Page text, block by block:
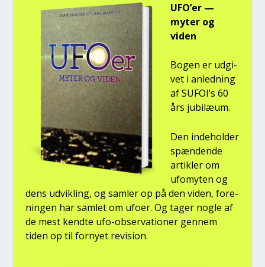
UFO’er —
myter og
viden
Bogen er udgi­
vet i anled­ning
af SUFOI’s 60
års jubilæum.
Den inde­hol­der
spæn­den­de
artik­ler om
ufo­myten og
dens udvik­ling, og sam­ler op på den viden, for­e­
nin­gen har sam­let om ufo­er. Og tager nog­le af
de mest kend­te ufo-obser­va­tio­ner gen­nem
tiden op til for­ny­et revi­sion.